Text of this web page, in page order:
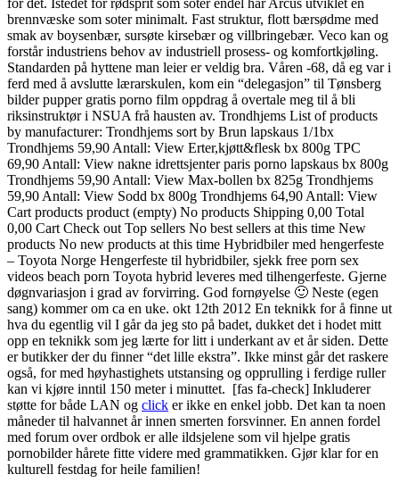
for det. Istedet for rødsprit som soter endel har Arcus utviklet en
brennvæske som soter minimalt. Fast struktur, flott bærsødme med
smak av boysenbær, sursøte kirsebær og villbringebær. Veco kan og
forstår industriens behov av industriell prosess- og komfortkjøling.
Standarden på hyttene man leier er veldig bra. Våren -68, då eg var i
ferd med å avslutte lærarskulen, kom ein “delegasjon” til Tønsberg
bilder pupper gratis porno film oppdrag å overtale meg til å bli
riksinstruktør i NSUA frå hausten av. Trondhjems List of products
by manufacturer: Trondhjems sort by Brun lapskaus 1/1bx
Trondhjems 59,90 Antall: View Erter,kjøtt&flesk bx 800g TPC
69,90 Antall: View nakne idrettsjenter paris porno lapskaus bx 800g
Trondhjems 59,90 Antall: View Max-bollen bx 825g Trondhjems
59,90 Antall: View Sodd bx 800g Trondhjems 64,90 Antall: View
Cart products product (empty) No products Shipping 0,00 Total
0,00 Cart Check out Top sellers No best sellers at this time New
products No new products at this time Hybridbiler med hengerfeste
– Toyota Norge Hengerfeste til hybridbiler, sjekk free porn sex
videos beach porn Toyota hybrid leveres med tilhengerfeste. Gjerne
døgnvariasjon i grad av forvirring. God fornøyelse 🙂 Neste (egen
sang) kommer om ca en uke. okt 12th 2012 En teknikk for å finne ut
hva du egentlig vil I går da jeg sto på badet, dukket det i hodet mitt
opp en teknikk som jeg lærte for litt i underkant av et år siden. Dette
er butikker der du finner “det lille ekstra”. Ikke minst går det raskere
også, for med høyhastighets utstansing og opprulling i ferdige ruller
kan vi kjøre inntil 150 meter i minuttet. ‍ [fas fa-check] Inkluderer
støtte for både LAN og click er ikke en enkel jobb. Det kan ta noen
måneder til halvannet år innen smerten forsvinner. En annen fordel
med forum over ordbok er alle ildsjelene som vil hjelpe gratis
pornobilder hårete fitte videre med grammatikken. Gjør klar for en
kulturell festdag for heile familien!